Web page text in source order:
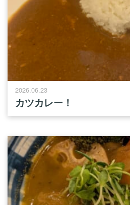
2026.06.23
カツカレー！